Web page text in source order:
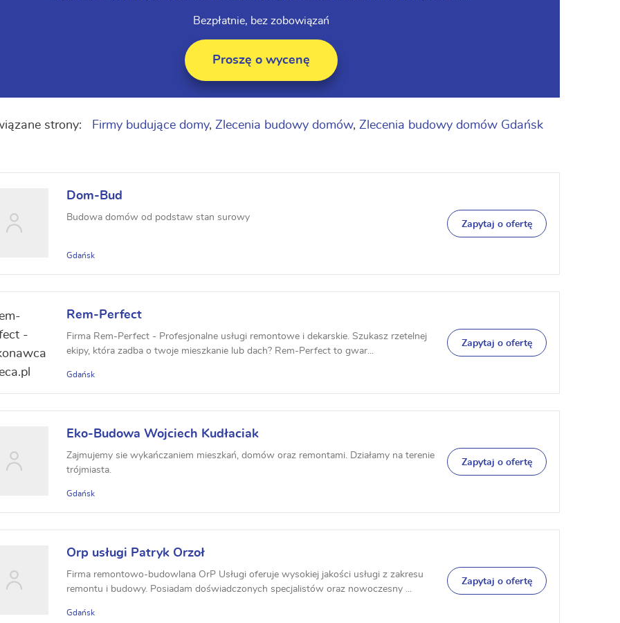
Bezpłatnie, bez zobowiązań
Proszę o wycenę
strony: Firmy budujące domy, Zlecenia budowy domów, Zlecenia budowy domów Gdańsk
Dom-Bud
Budowa domów od podstaw stan surowy
Gdańsk
Zapytaj o ofertę
Rem-Perfect
Firma Rem-Perfect - Profesjonalne usługi remontowe i dekarskie. Szukasz rzetelnej
ekipy, która zadba o twoje mieszkanie lub dach? Rem-Perfect to gwar...
Gdańsk
Zapytaj o ofertę
Eko-Budowa Wojciech Kudłaciak
Zajmujemy sie wykańczaniem mieszkań, domów oraz remontami. Działamy na terenie
trójmiasta.
Gdańsk
Zapytaj o ofertę
Orp usługi Patryk Orzoł
Firma remontowo-budowlana OrP Usługi oferuje wysokiej jakości usługi z zakresu
remontu i budowy. Posiadam doświadczonych specjalistów oraz nowoczesny ...
Gdańsk
Zapytaj o ofertę